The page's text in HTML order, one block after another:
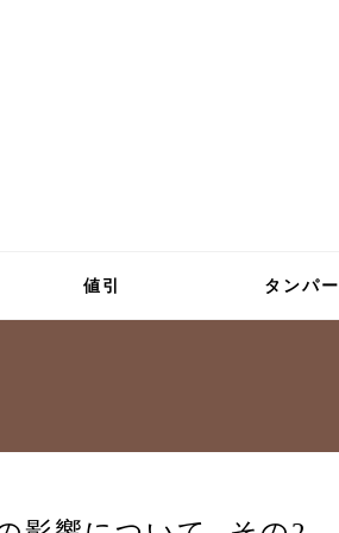
値引 タンパー